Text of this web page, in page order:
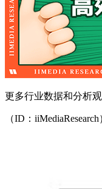
更多行业数据和分析
（ID：iiMediaResearch